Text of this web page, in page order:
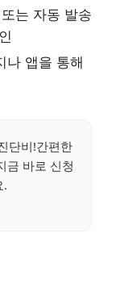
는 자동 발송
나 앱을 통해
단비!간편한
금 바로 신청
.